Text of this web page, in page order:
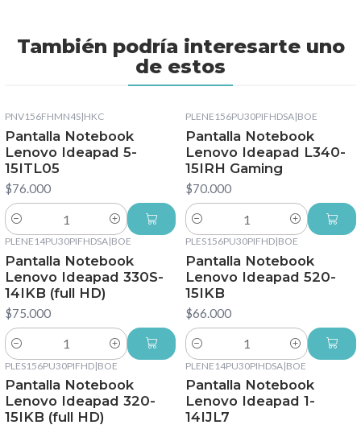
También podría interesarte uno
de estos
PNV156FHMN4S|HKC
Pantalla Notebook
Lenovo Ideapad 5-
15ITL05
$76.000
Cantidad
PLENE156PU30PIFHDSA|BOE
Pantalla Notebook
Lenovo Ideapad L340-
15IRH Gaming
$70.000
Cantidad
PLENE14PU30PIFHDSA|BOE
Pantalla Notebook
Lenovo Ideapad 330S-
14IKB (full HD)
$75.000
Cantidad
PLES156PU30PIFHD|BOE
Pantalla Notebook
Lenovo Ideapad 520-
15IKB
$66.000
Cantidad
PLES156PU30PIFHD|BOE
Pantalla Notebook
Lenovo Ideapad 320-
15IKB (full HD)
PLENE14PU30PIHDSA|BOE
Pantalla Notebook
Lenovo Ideapad 1-
14IJL7